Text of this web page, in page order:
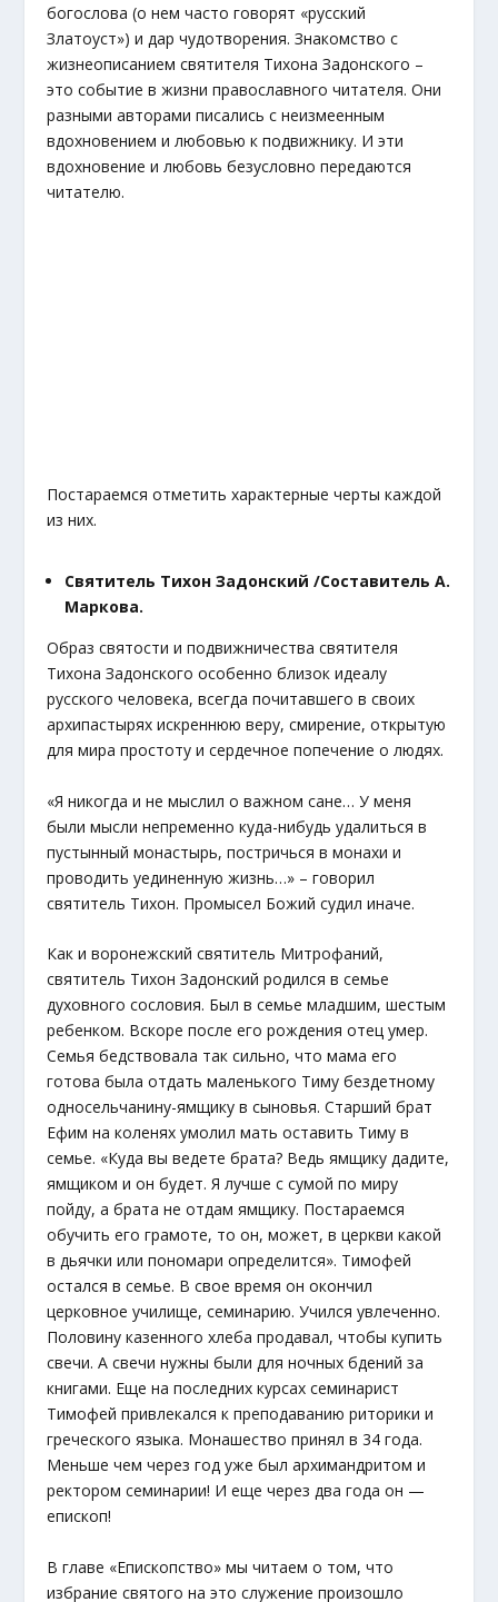
богослова (о нем часто говорят «русский
Златоуст») и дар чудотворения. Знакомство с
жизнеописанием святителя Тихона Задонского –
это событие в жизни православного читателя. Они
разными авторами писались с неизмеенным
вдохновением и любовью к подвижнику. И эти
вдохновение и любовь безусловно передаются
читателю.
Постараемся отметить характерные черты каждой
из них.
Святитель Тихон Задонский /Составитель А.
Маркова.
Образ святости и подвижничества святителя
Тихона Задонского особенно близок идеалу
русского человека, всегда почитавшего в своих
архипастырях искреннюю веру, смирение, открытую
для мира простоту и сердечное попечение о людях.
«Я никогда и не мыслил о важном сане… У меня
были мысли непременно куда-нибудь удалиться в
пустынный монастырь, постричься в монахи и
проводить уединенную жизнь…» – говорил
святитель Тихон. Промысел Божий судил иначе.
Как и воронежский святитель Митрофаний,
святитель Тихон Задонский родился в семье
духовного сословия. Был в семье младшим, шестым
ребенком. Вскоре после его рождения отец умер.
Семья бедствовала так сильно, что мама его
готова была отдать маленького Тиму бездетному
односельчанину-ямщику в сыновья. Старший брат
Ефим на коленях умолил мать оставить Тиму в
семье. «Куда вы ведете брата? Ведь ямщику дадите,
ямщиком и он будет. Я лучше с сумой по миру
пойду, а брата не отдам ямщику. Постараемся
обучить его грамоте, то он, может, в церкви какой
в дьячки или пономари определится». Тимофей
остался в семье. В свое время он окончил
церковное училище, семинарию. Учился увлеченно.
Половину казенного хлеба продавал, чтобы купить
свечи. А свечи нужны были для ночных бдений за
книгами. Еще на последних курсах семинарист
Тимофей привлекался к преподаванию риторики и
греческого языка. Монашество принял в 34 года.
Меньше чем через год уже был архимандритом и
ректором семинарии! И еще через два года он —
епископ!
В главе «Епископство» мы читаем о том, что
избрание святого на это служение произошло